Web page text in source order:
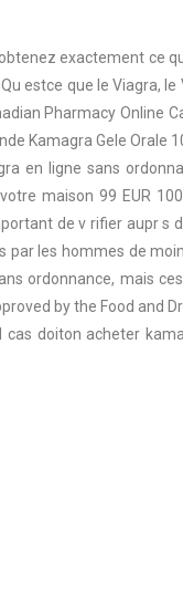
exactement ce
estce que le Viagra,
Pharmacy Online
Kamagra Gele Orale
en ligne sans
maison 99 EUR
de v rifier aupr s
les hommes de
ordonnance, mais
by the Food and
doiton acheter